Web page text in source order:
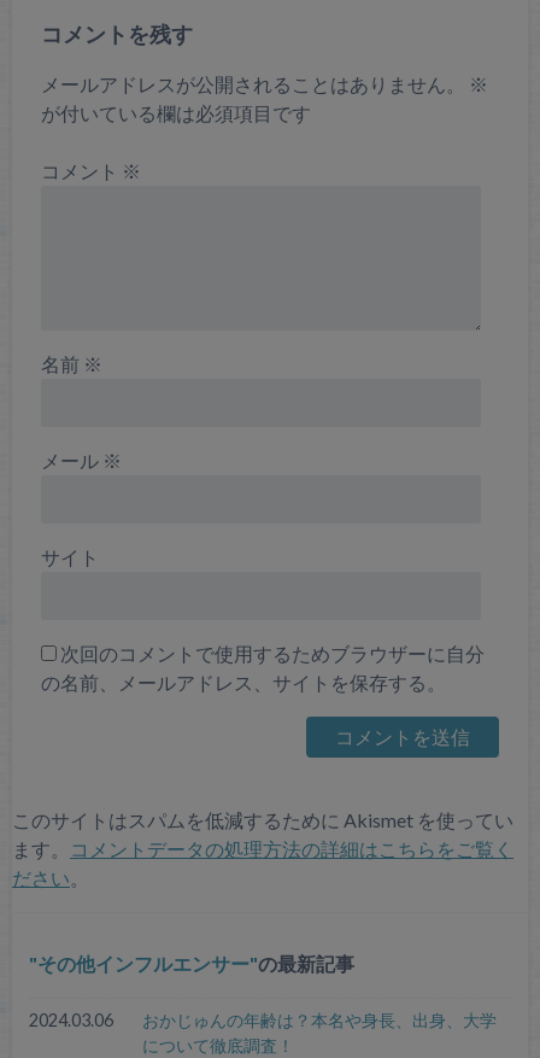
コメントを残す
メールアドレスが公開されることはありません。
※
が付いている欄は必須項目です
コメント ※
名前 ※
メール ※
サイト
次回のコメントで使用するためブラウザーに自分
の名前、メールアドレス、サイトを保存する。
このサイトはスパムを低減するために Akismet を使ってい
ます。
コメントデータの処理方法の詳細はこちらをご覧く
ださい。
その他インフルエンサー の最新記事
2024.03.06
おかじゅんの年齢は？本名や身長、出身、大学
について徹底調査！